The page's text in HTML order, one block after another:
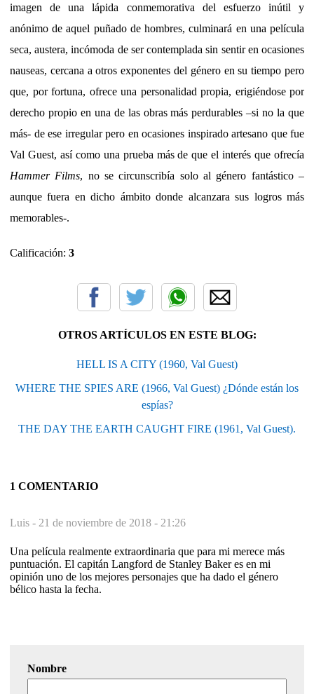
imagen de una lápida conmemorativa del esfuerzo inútil y
anónimo de aquel puñado de hombres, culminará en una película
seca, austera, incómoda de ser contemplada sin sentir en ocasiones
nauseas, cercana a otros exponentes del género en su tiempo pero
que, por fortuna, ofrece una personalidad propia, erigiéndose por
derecho propio en una de las obras más perdurables –si no la que
más- de ese irregular pero en ocasiones inspirado artesano que fue
Val Guest, así como una prueba más de que el interés que ofrecía
Hammer Films, no se circunscribía solo al género fantástico –
aunque fuera en dicho ámbito donde alcanzara sus logros más
memorables-.
Calificación: 3
OTROS ARTÍCULOS EN ESTE BLOG:
HELL IS A CITY (1960, Val Guest)
WHERE THE SPIES ARE (1966, Val Guest) ¿Dónde están los
espías?
THE DAY THE EARTH CAUGHT FIRE (1961, Val Guest).
1 COMENTARIO
Luis - 21 de noviembre de 2018 - 21:26
Una película realmente extraordinaria que para mi merece más
puntuación. El capitán Langford de Stanley Baker es en mi
opinión uno de los mejores personajes que ha dado el género
bélico hasta la fecha.
Nombre